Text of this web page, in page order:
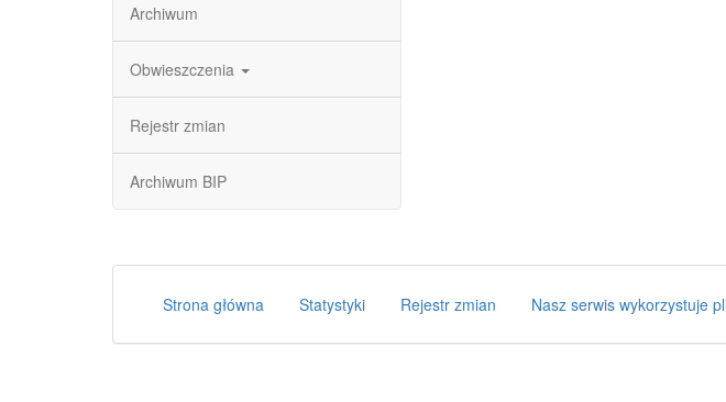
Archiwum
Obwieszczenia
Rejestr zmian
Archiwum BIP
Strona główna Statystyki Rejestr zmian Nasz serwis wykorzystuje